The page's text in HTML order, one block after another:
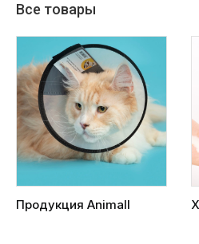
Все товары
Продукция Animall